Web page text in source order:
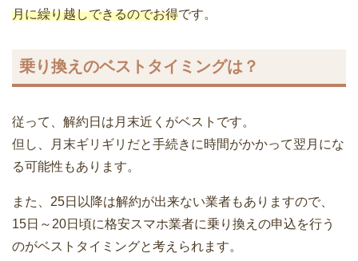
月に繰り越しできるのでお得です。
乗り換えのベストタイミングは？
従って、解約日は月末近くがベストです。
但し、月末ギリギリだと手続きに時間がかかって翌月にな
る可能性もあります。
また、25日以降は解約が出来ない業者もありますので、
15日～20日頃に格安スマホ業者に乗り換えの申込を行う
のがベストタイミングと考えられます。